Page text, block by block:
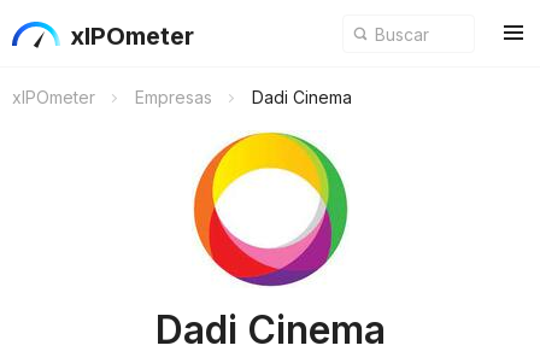
xIPOmeter
xIPOmeter Empresas Dadi Cinema
Dadi Cinema